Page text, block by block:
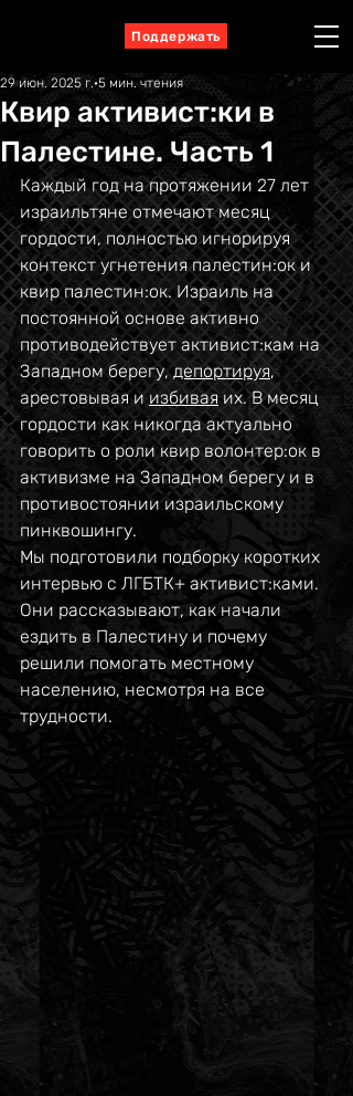
Поддержать
Квир активист:ки в
Палестине. Часть 1
29 июн. 2025 г. 5 мин. чтения
Каждый год на протяжении 27 лет
израильтяне отмечают месяц
гордости, полностью игнорируя
контекст угнетения палестин:ок и
квир палестин:ок. Израиль на
постоянной основе активно
противодействует активист:кам на
Западном берегу, депортируя,
арестовывая и избивая их. В месяц
гордости как никогда актуально
говорить о роли квир волонтер:ок в
активизме на Западном берегу и в
противостоянии израильскому
пинквошингу.
Мы подготовили подборку коротких
интервью с ЛГБТК+ активист:ками.
Они рассказывают, как начали
ездить в Палестину и почему
решили помогать местному
населению, несмотря на все
трудности.